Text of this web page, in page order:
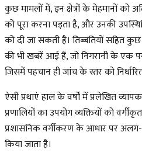
कुछ मामलों में, इन क्षेत्रों के मेहमानों
को पूरा करना पड़ता है, और उनकी
को दी जा सकती है। तिब्बतियों सहित
की भी खबरें आई हैं, जो निगरानी के एक
जिसमें पहचान ही जांच के स्तर को
ऐसी प्रथाएं हाल के वर्षों में प्रलेखित
प्रणालियों का उपयोग व्यक्तियों को
प्रशासनिक वर्गीकरण के आधार पर
किया जाता है।